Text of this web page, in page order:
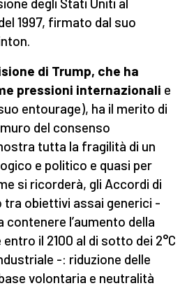
degli Stati Uniti al
1997, firmato dal suo
di Trump, che ha
pressioni internazionali e
entourage), ha il merito di
del consenso
tutta la fragilità di un
e politico e quasi per
si ricorderà, gli Accordi di
tra obiettivi assai generici -
contenere l’aumento della
il 2100 al di sotto dei 2°C
-: riduzione delle
volontaria e neutralità